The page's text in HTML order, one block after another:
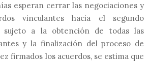
esperan cerrar las negociaciones y
vinculantes hacia el segundo
sujeto a la obtención de todas las
y la finalización del proceso de
firmados los acuerdos, se estima que